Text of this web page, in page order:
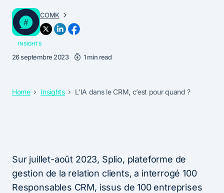
COMK
INSIGHTS
26 septembre 2023 1 min read
Home Insights L’IA dans le CRM, c’est pour quand ?
Sur juillet-août 2023, Splio, plateforme de
gestion de la relation clients, a interrogé 100
Responsables CRM, issus de 100 entreprises